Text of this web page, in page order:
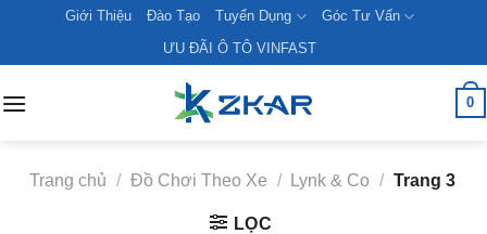
content
Giới Thiệu Đào Tạo Tuyển Dụng
Góc Tư Vấn
ƯU ĐÃI Ô TÔ VINFAST
0
Trang chủ / Đồ Chơi Theo Xe / Lynk & Co / Trang 3
LỌC